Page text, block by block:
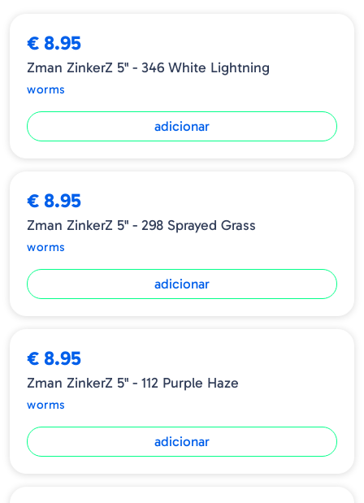
5"
€ 8.95
Zman ZinkerZ 5" - 346 White Lightning
worms
adicionar
€ 8.95
Zman ZinkerZ 5" - 298 Sprayed Grass
worms
adicionar
€ 8.95
Zman ZinkerZ 5" - 112 Purple Haze
worms
adicionar